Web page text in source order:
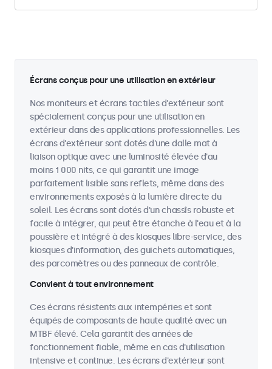
Écrans conçus pour une utilisation en extérieur
Nos moniteurs et écrans tactiles d'extérieur sont
spécialement conçus pour une utilisation en
extérieur dans des applications professionnelles. Les
écrans d'extérieur sont dotés d'une dalle mat à
liaison optique avec une luminosité élevée d'au
moins 1 000 nits, ce qui garantit une image
parfaitement lisible sans reflets, même dans des
environnements exposés à la lumière directe du
soleil. Les écrans sont dotés d'un chassîs robuste et
facile à intégrer, qui peut être étanche à l'eau et à la
poussière et intégré à des kiosques libre-service, des
kiosques d'information, des guichets automatiques,
des parcomètres ou des panneaux de contrôle.
Convient à tout environnement
Ces écrans résistents aux intempéries et sont
équipés de composants de haute qualité avec un
MTBF élevé. Cela garantit des années de
fonctionnement fiable, même en cas d'utilisation
intensive et continue. Les écrans d'extérieur sont